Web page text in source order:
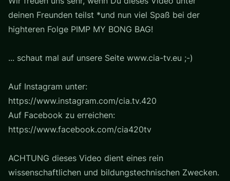
deinen Freunden teilst *und nun viel Spaß bei der
highteren Folge PIMP MY BONG BAG!
... schaut mal auf unsere Seite www.cia-tv.eu ;-)
Auf Instagram unter:
https://www.instagram.com/cia.tv.420
Auf Facebook zu erreichen:
https://www.facebook.com/cia420tv
ACHTUNG dieses Video dient eines rein
wissenschaftlichen und bildungstechnischen Zwecken.